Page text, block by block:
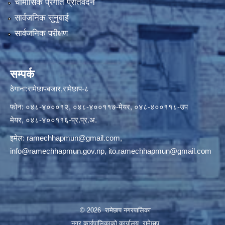
चौमासिक प्रगति प्रतिवेदन
सार्वजनिक सुनुवाई
सार्वजनिक परीक्षण
सम्पर्क
ठेगाना:रामेछापबजार,रामेछाप-८
फोन: ०४८-४०००१२, ०४८-४००११७-मेयर, ०४८-४००११८-उप
मेयर, ०४८-४००११६-प्र.प्र.अ.
इमेल:ramechhapmun@gmail.com,
info@ramechhapmun.gov.np,ito.ramechhapmun@gmail.com
© 2026 रामेछाप नगरपालिका
नगर कार्यपालिकाको कार्यालय, रामेछाप